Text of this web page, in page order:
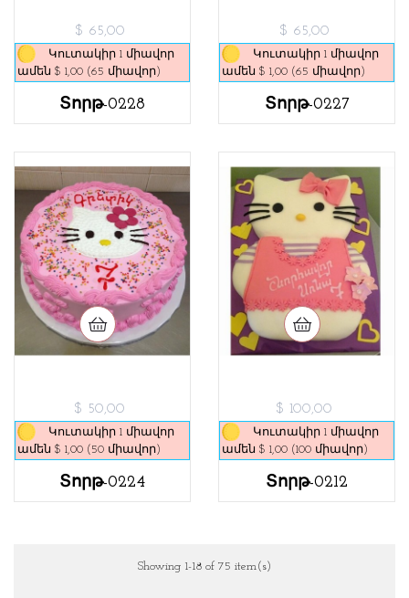
$ 65,00
Կուտակիր 1 միավոր
ամեն $ 1,00 (65 միավոր)
Տորթ-0228
$ 65,00
Կուտակիր 1 միավոր
ամեն $ 1,00 (65 միավոր)
Տորթ-0227
$ 50,00
Կուտակիր 1 միավոր
ամեն $ 1,00 (50 միավոր)
Տորթ-0224
$ 100,00
Կուտակիր 1 միավոր
ամեն $ 1,00 (100 միավոր)
Տորթ-0212
Showing 1-18 of 75 item(s)